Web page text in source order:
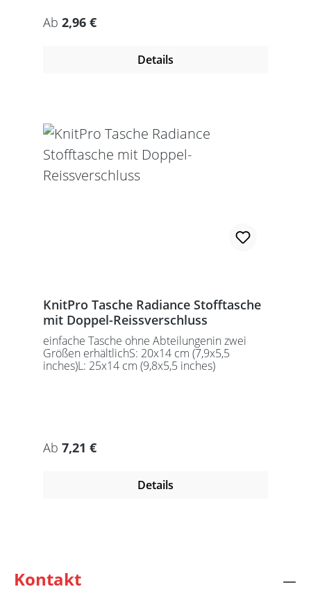
Regulärer Preis:
Ab 2,96 €
Details
KnitPro Tasche Radiance Stofftasche
mit Doppel-Reissverschluss
einfache Tasche ohne Abteilungenin zwei
Größen erhältlichS: 20x14 cm (7,9x5,5
inches)L: 25x14 cm (9,8x5,5 inches)
Regulärer Preis:
Ab 7,21 €
Details
Kontakt